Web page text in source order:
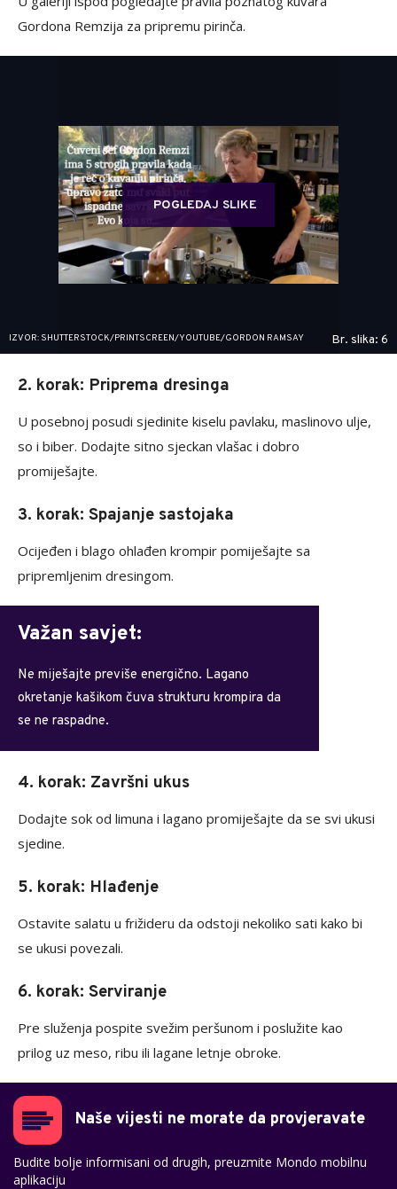
Gordona Remzija za pripremu pirinča.
POGLEDAJ SLIKE
IZVOR: SHUTTERSTOCK/PRINTSCREEN/YOUTUBE/GORDON RAMSAY Br. slika: 6
2. korak: Priprema dresinga
U posebnoj posudi sjedinite kiselu pavlaku, maslinovo ulje,
so i biber. Dodajte sitno sjeckan vlašac i dobro
promiješajte.
3. korak: Spajanje sastojaka
Ocijeđen i blago ohlađen krompir pomiješajte sa
pripremljenim dresingom.
Važan savjet:
Ne miješajte previše energično. Lagano
okretanje kašikom čuva strukturu krompira da
se ne raspadne.
4. korak: Završni ukus
Dodajte sok od limuna i lagano promiješajte da se svi ukusi
sjedine.
5. korak: Hlađenje
Ostavite salatu u frižideru da odstoji nekoliko sati kako bi
se ukusi povezali.
6. korak: Serviranje
Pre služenja pospite svežim peršunom i poslužite kao
prilog uz meso, ribu ili lagane letnje obroke.
Naše vijesti ne morate da provjeravate
Budite bolje informisani od drugih, preuzmite Mondo mobilnu
aplikaciju